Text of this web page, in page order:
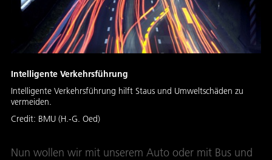
Intelligente Verkehrsführung
Intelligente Verkehrsführung hilft Staus und Umweltschäden zu
vermeiden.
Credit: BMU (H.-G. Oed)
Nun wollen wir mit unserem Auto oder mit Bus und